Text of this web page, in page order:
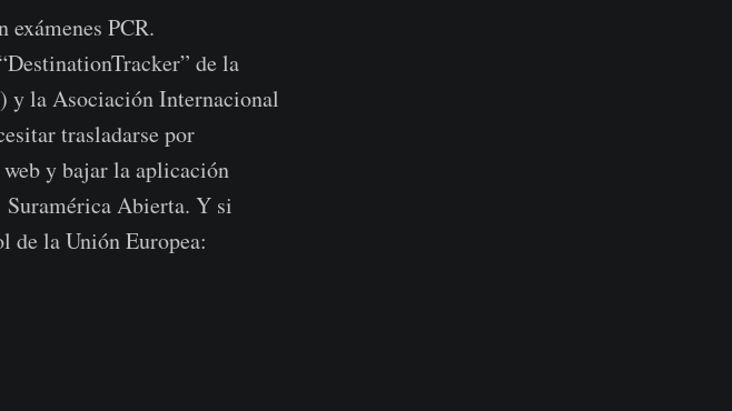
PCR.
de la
y la Asociación Internacional
trasladarse por
y bajar la aplicación
Abierta. Y si
de la Unión Europea: